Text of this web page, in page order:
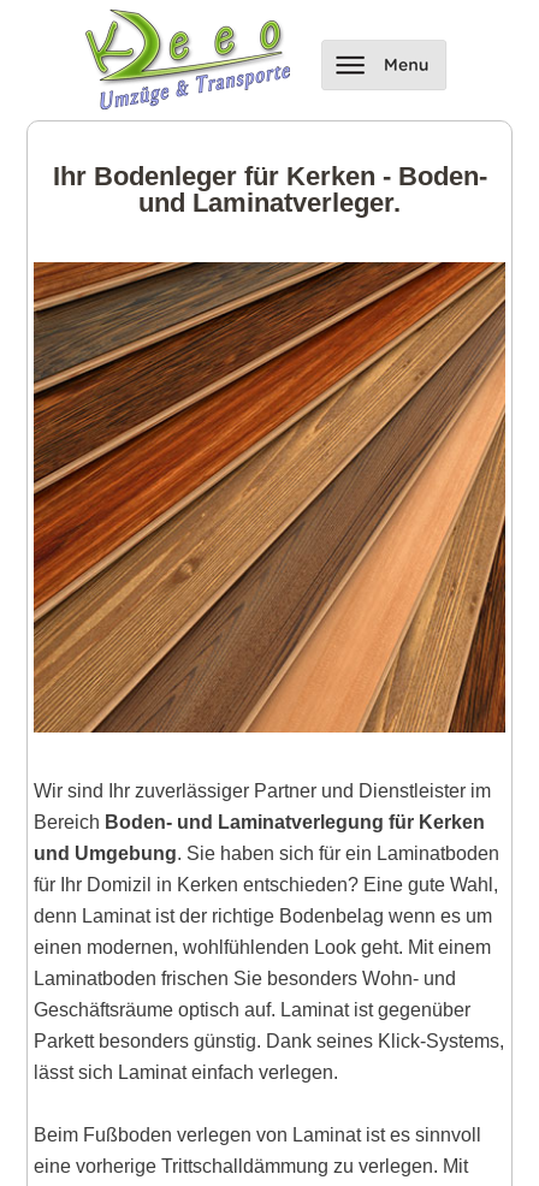
Ihr Bodenleger für Kerken - Boden-
und Laminatverleger.
Wir sind Ihr zuverlässiger Partner und Dienstleister im
Bereich Boden- und Laminatverlegung für Kerken
und Umgebung. Sie haben sich für ein Laminatboden
für Ihr Domizil in Kerken entschieden? Eine gute Wahl,
denn Laminat ist der richtige Bodenbelag wenn es um
einen modernen, wohlfühlenden Look geht. Mit einem
Laminatboden frischen Sie besonders Wohn- und
Geschäftsräume optisch auf. Laminat ist gegenüber
Parkett besonders günstig. Dank seines Klick-Systems,
lässt sich Laminat einfach verlegen.
Beim Fußboden verlegen von Laminat ist es sinnvoll
eine vorherige Trittschalldämmung zu verlegen. Mit